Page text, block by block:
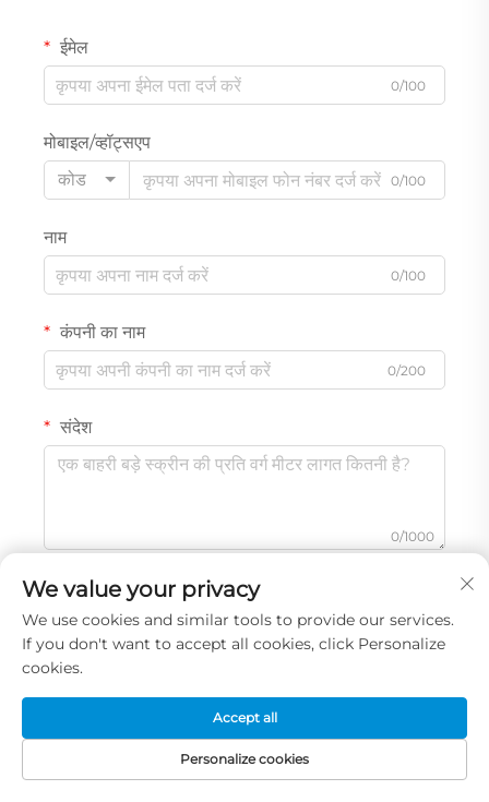
ईमेल
0/100
मोबाइल/व्हॉट्सएप
कोड
0/100
नाम
0/100
कंपनी का नाम
0/200
संदेश
0/1000
जमा करें
We value your privacy
We use cookies and similar tools to provide our services.
If you don't want to accept all cookies, click Personalize
cookies.
Personalize cookies
Accept all